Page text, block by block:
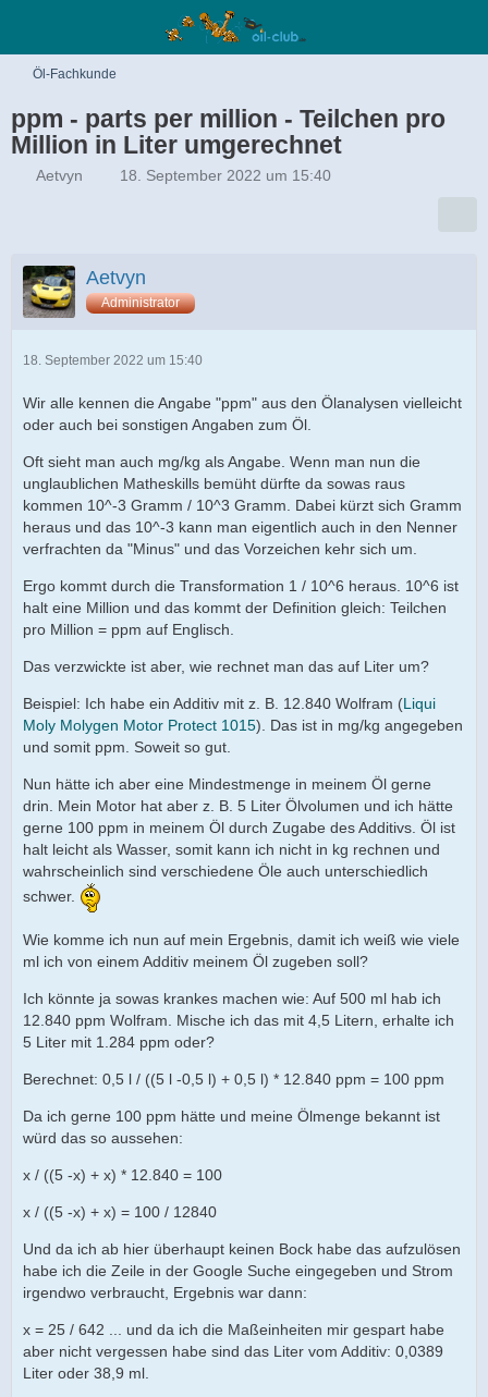
Öl-Fachkunde
ppm - parts per million - Teilchen pro
Million in Liter umgerechnet
Aetvyn 18. September 2022 um 15:40
Aetvyn
Administrator
18. September 2022 um 15:40
Wir alle kennen die Angabe "ppm" aus den Ölanalysen vielleicht
oder auch bei sonstigen Angaben zum Öl.
Oft sieht man auch mg/kg als Angabe. Wenn man nun die
unglaublichen Matheskills bemüht dürfte da sowas raus
kommen 10^-3 Gramm / 10^3 Gramm. Dabei kürzt sich Gramm
heraus und das 10^-3 kann man eigentlich auch in den Nenner
verfrachten da "Minus" und das Vorzeichen kehr sich um.
Ergo kommt durch die Transformation 1 / 10^6 heraus. 10^6 ist
halt eine Million und das kommt der Definition gleich: Teilchen
pro Million = ppm auf Englisch.
Das verzwickte ist aber, wie rechnet man das auf Liter um?
Beispiel: Ich habe ein Additiv mit z. B. 12.840 Wolfram (Liqui
Moly Molygen Motor Protect 1015). Das ist in mg/kg angegeben
und somit ppm. Soweit so gut.
Nun hätte ich aber eine Mindestmenge in meinem Öl gerne
drin. Mein Motor hat aber z. B. 5 Liter Ölvolumen und ich hätte
gerne 100 ppm in meinem Öl durch Zugabe des Additivs. Öl ist
halt leicht als Wasser, somit kann ich nicht in kg rechnen und
wahrscheinlich sind verschiedene Öle auch unterschiedlich
schwer.
Wie komme ich nun auf mein Ergebnis, damit ich weiß wie viele
ml ich von einem Additiv meinem Öl zugeben soll?
Ich könnte ja sowas krankes machen wie: Auf 500 ml hab ich
12.840 ppm Wolfram. Mische ich das mit 4,5 Litern, erhalte ich
5 Liter mit 1.284 ppm oder?
Berechnet: 0,5 l / ((5 l -0,5 l) + 0,5 l) * 12.840 ppm = 100 ppm
Da ich gerne 100 ppm hätte und meine Ölmenge bekannt ist
würd das so aussehen:
x / ((5 -x) + x) * 12.840 = 100
x / ((5 -x) + x) = 100 / 12840
Und da ich ab hier überhaupt keinen Bock habe das aufzulösen
habe ich die Zeile in der Google Suche eingegeben und Strom
irgendwo verbraucht, Ergebnis war dann:
x = 25 / 642 ... und da ich die Maßeinheiten mir gespart habe
aber nicht vergessen habe sind das Liter vom Additiv: 0,0389
Liter oder 38,9 ml.